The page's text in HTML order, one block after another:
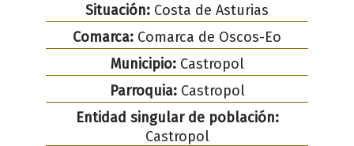
Situación: Costa de Asturias
Comarca: Comarca de Oscos-Eo
Municipio:Castropol
Parroquia:Castropol
Entidad singular de población:
Castropol